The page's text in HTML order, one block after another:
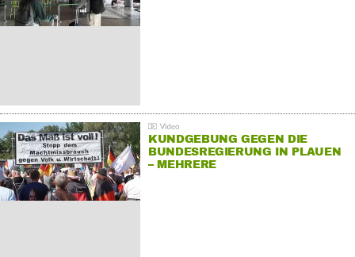
KUNDGEBUNG GEGEN DIE
BUNDESREGIERUNG IN PLAUEN
– MEHRERE